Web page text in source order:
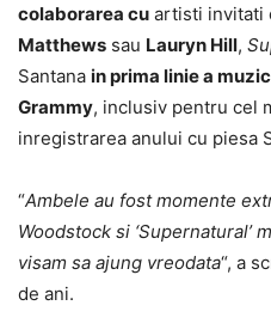
colaborarea cu artisti invitati
Matthews sau Lauryn Hill,
Santana in prima linie a
Grammy, inclusiv pentru cel
inregistrarea anului cu piesa
“Ambele au fost momente
Woodstock si ‘Supernatural’
visam sa ajung vreodata“, a
de ani.